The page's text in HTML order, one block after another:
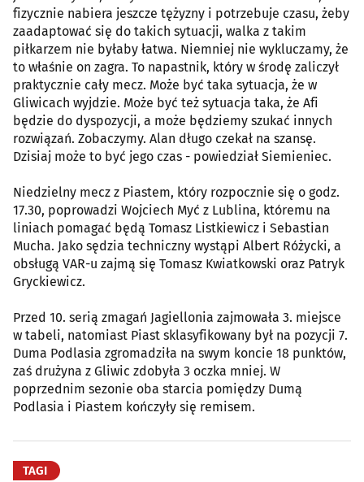
fizycznie nabiera jeszcze tężyzny i potrzebuje czasu, żeby
zaadaptować się do takich sytuacji, walka z takim
piłkarzem nie byłaby łatwa. Niemniej nie wykluczamy, że
to właśnie on zagra. To napastnik, który w środę zaliczył
praktycznie cały mecz. Może być taka sytuacja, że w
Gliwicach wyjdzie. Może być też sytuacja taka, że Afi
będzie do dyspozycji, a może będziemy szukać innych
rozwiązań. Zobaczymy. Alan długo czekał na szansę.
Dzisiaj może to być jego czas - powiedział Siemieniec.
Niedzielny mecz z Piastem, który rozpocznie się o godz.
17.30, poprowadzi Wojciech Myć z Lublina, któremu na
liniach pomagać będą Tomasz Listkiewicz i Sebastian
Mucha. Jako sędzia techniczny wystąpi Albert Różycki, a
obsługą VAR-u zajmą się Tomasz Kwiatkowski oraz Patryk
Gryckiewicz.
Przed 10. serią zmagań Jagiellonia zajmowała 3. miejsce
w tabeli, natomiast Piast sklasyfikowany był na pozycji 7.
Duma Podlasia zgromadziła na swym koncie 18 punktów,
zaś drużyna z Gliwic zdobyła 3 oczka mniej. W
poprzednim sezonie oba starcia pomiędzy Dumą
Podlasia i Piastem kończyły się remisem.
TAGI